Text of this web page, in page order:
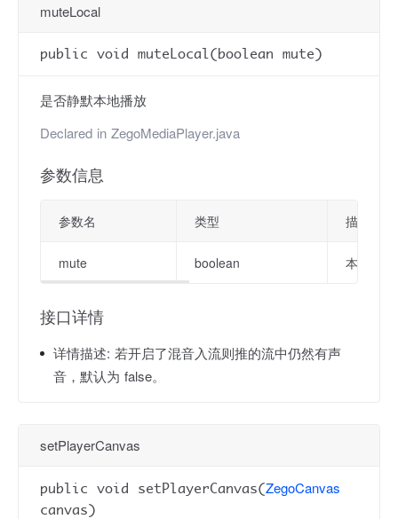
muteLocal
public void muteLocal(boolean mute)
是否静默本地播放
Declared in ZegoMediaPlayer.java
参数信息
参数名 类型 描述
mute boolean 本地静
接口详情
详情描述: 若开启了混音入流则推的流中仍然有声
音，默认为 false。
setPlayerCanvas
public void setPlayerCanvas(ZegoCanvas
canvas)